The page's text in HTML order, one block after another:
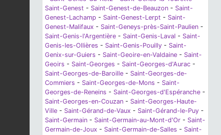
Saint-Genest - Saint-Genest-de-Beauzon - Saint-
Genest-Lachamp - Saint-Genest-Lerpt - Saint-
Genest-Malifaux - Saint-Geneys-près-Saint-Paulien -
Saint-Genis-l'Argentière - Saint-Genis-Laval - Saint-
Genis-les-Ollières - Saint-Genis-Pouilly - Saint-
Genix-sur-Guiers - Saint-Geoire-en-Valdaine - Saint-
Geoirs - Saint-Georges - Saint-Georges-d'Aurac -
Saint-Georges-de-Baroille - Saint-Georges-de-
Commiers - Saint-Georges-de-Mons - Saint-
Georges-de-Reneins - Saint-Georges-d'Espéranche -
Saint-Georges-en-Couzan - Saint-Georges-Haute-
Ville - Saint-Gérand-de-Vaux - Saint-Gérand-le-Puy -
Saint-Germain - Saint-Germain-au-Mont-d'Or - Saint-
Germain-de-Joux - Saint-Germain-de-Salles - Saint-